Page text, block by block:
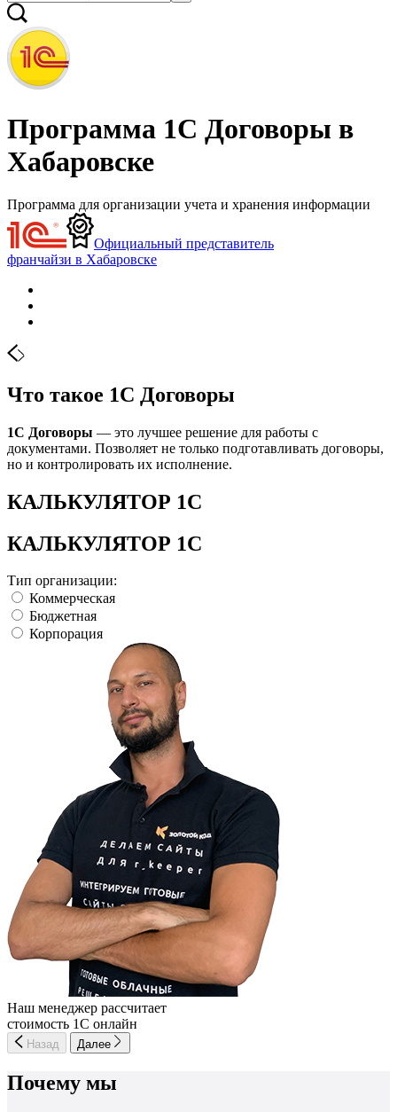
Программа 1С Договоры в
Хабаровске
Программа для организации учета и хранения информации
Официальный представитель
франчайзи в Хабаровске
Что такое 1С Договоры
1С Договоры — это лучшее решение для работы с
документами. Позволяет не только подготавливать договоры,
но и контролировать их исполнение.
КАЛЬКУЛЯТОР 1С
КАЛЬКУЛЯТОР 1С
Тип организации:
Коммерческая
Бюджетная
Корпорация
Наш менеджер рассчитает
стоимость 1С онлайн
Назад Далее
Почему мы